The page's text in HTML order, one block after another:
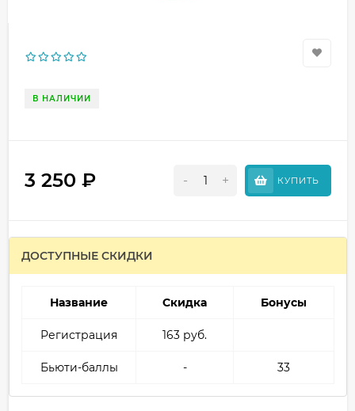
В НАЛИЧИИ
3 250 ₽ - + КУПИТЬ
ДОСТУПНЫЕ СКИДКИ
Название Скидка Бонусы
Регистрация 163 руб.
Бьюти-баллы - 33